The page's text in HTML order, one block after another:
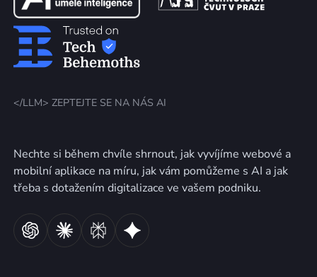
</LLM> ZEPTEJTE SE NA NÁS AI
Nechte si během chvíle shrnout, jak vyvíjíme webové a
mobilní aplikace na míru, jak vám pomůžeme s AI a jak
třeba s dotažením digitalizace ve vašem podniku.